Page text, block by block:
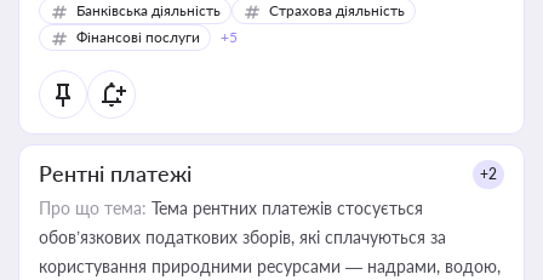
Банківська діяльність
Страхова діяльність
Фінансові послуги
+5
Рентні платежі +2
Про що тема: Тема рентних платежів стосується
обов’язкових податкових зборів, які сплачуються за
користування природними ресурсами — надрами, водою,